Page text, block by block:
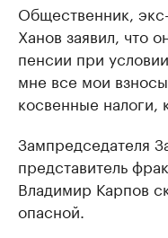
Общественник,
Ханов заявил, что
пенсии при
мне все мои
косвенные налоги,
Зампредседателя
представитель
Владимир Карпов
опасной.